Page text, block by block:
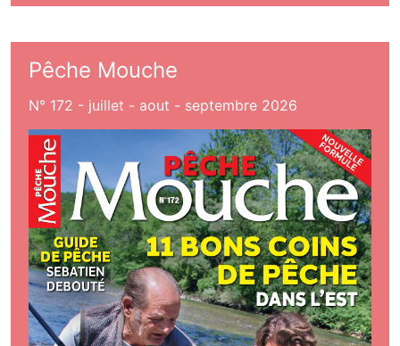
Pêche Mouche
N° 172 - juillet - aout - septembre 2026